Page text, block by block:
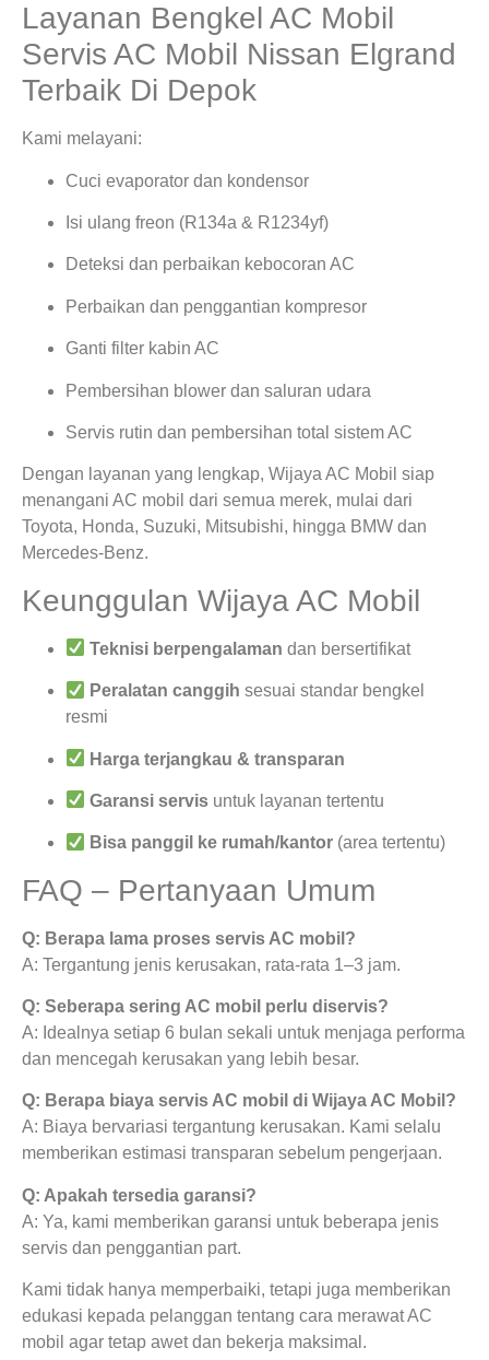
Layanan Bengkel AC Mobil
Servis AC Mobil Nissan Elgrand
Terbaik Di Depok
Kami melayani:
Cuci evaporator dan kondensor
Isi ulang freon (R134a & R1234yf)
Deteksi dan perbaikan kebocoran AC
Perbaikan dan penggantian kompresor
Ganti filter kabin AC
Pembersihan blower dan saluran udara
Servis rutin dan pembersihan total sistem AC
Dengan layanan yang lengkap, Wijaya AC Mobil siap
menangani AC mobil dari semua merek, mulai dari
Toyota, Honda, Suzuki, Mitsubishi, hingga BMW dan
Mercedes-Benz.
Keunggulan Wijaya AC Mobil
Teknisi berpengalaman dan bersertifikat
Peralatan canggih sesuai standar bengkel
resmi
Harga terjangkau & transparan
Garansi servis untuk layanan tertentu
Bisa panggil ke rumah/kantor (area tertentu)
FAQ – Pertanyaan Umum
Q: Berapa lama proses servis AC mobil?
A: Tergantung jenis kerusakan, rata-rata 1–3 jam.
Q: Seberapa sering AC mobil perlu diservis?
A: Idealnya setiap 6 bulan sekali untuk menjaga performa
dan mencegah kerusakan yang lebih besar.
Q: Berapa biaya servis AC mobil di Wijaya AC Mobil?
A: Biaya bervariasi tergantung kerusakan. Kami selalu
memberikan estimasi transparan sebelum pengerjaan.
Q: Apakah tersedia garansi?
A: Ya, kami memberikan garansi untuk beberapa jenis
servis dan penggantian part.
Kami tidak hanya memperbaiki, tetapi juga memberikan
edukasi kepada pelanggan tentang cara merawat AC
mobil agar tetap awet dan bekerja maksimal.